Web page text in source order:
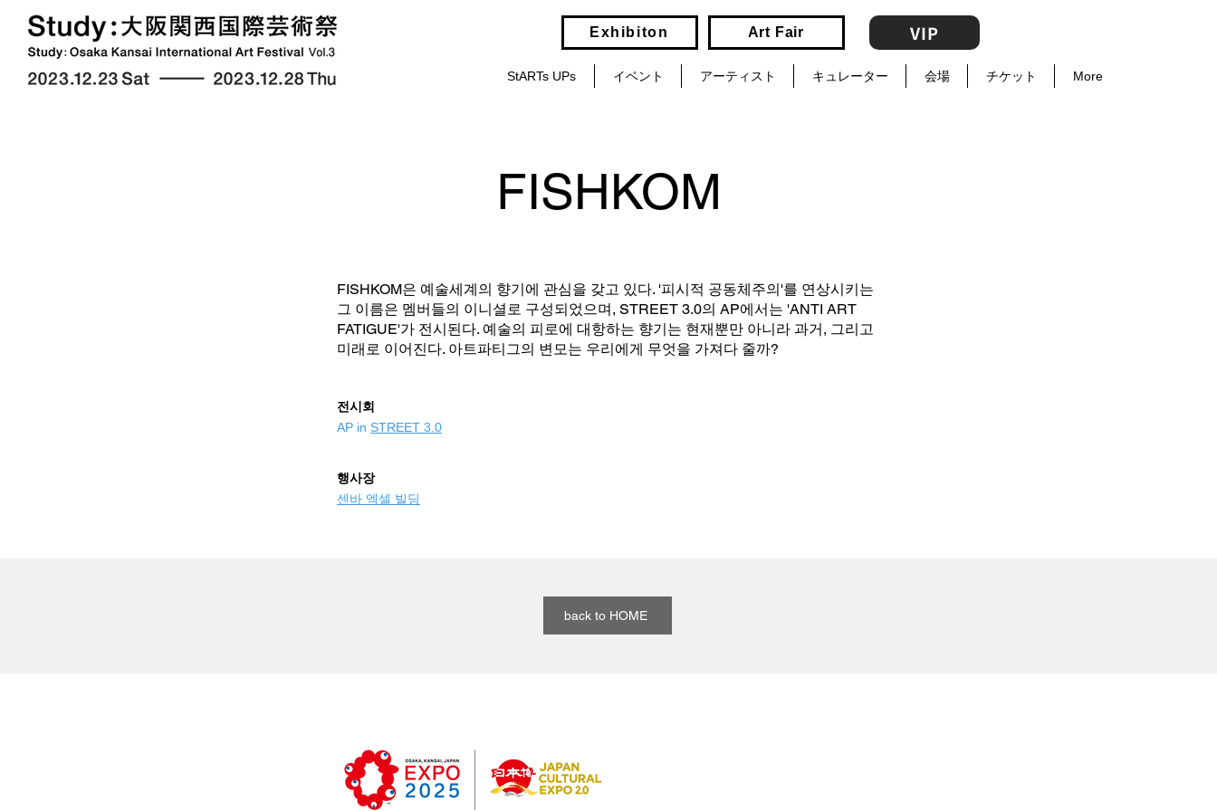
Exhibiton Art Fair VIP
StARTs UPs イベント アーティスト キュレーター 会場 チケット More
FISHKOM
FISHKOM은 예술세계의 향기에 관심을 갖고 있다. '피시적 공동체주의'를 연상시키는
그 이름은 멤버들의 이니셜로 구성되었으며, STREET 3.0의 AP에서는 'ANTI ART
FATIGUE'가 전시된다. 예술의 피로에 대항하는 향기는 현재뿐만 아니라 과거, 그리고
미래로 이어진다. 아트파티그의 변모는 우리에게 무엇을 가져다 줄까?
​전시회
AP in STREET 3.0
행사장
센바 엑셀 빌딩
back to HOME